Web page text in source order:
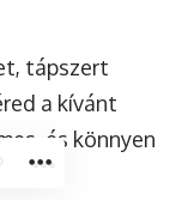
tápszert
a kívánt
és könnyen